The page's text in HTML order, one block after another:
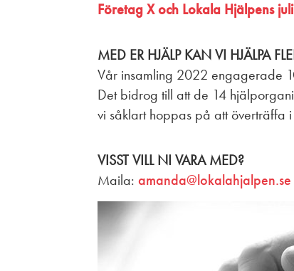
Företag X och Lokala Hjälpens
MED ER HJÄLP KAN VI HJÄLPA
Vår insamling 2022 engagerade
Det bidrog till att de 14
vi såklart hoppas på att överträffa
VISST VILL NI VARA MED?
Maila: amanda@lokalahjalpen.se